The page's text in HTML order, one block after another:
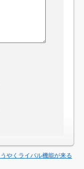
やくライバル機能が来る